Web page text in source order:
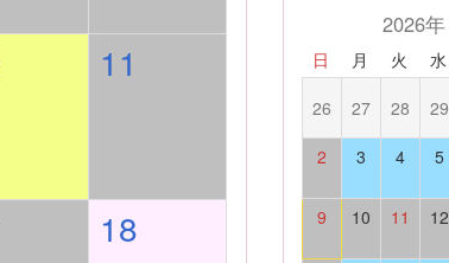
11
18
2026年
日 月 火 水
26 27 28 29
2 3 4 5
9 10 11 12